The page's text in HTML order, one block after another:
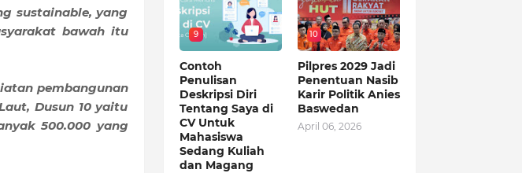
sustainable, yang
bawah itu
pembangunan
Dusun 10 yaitu
500.000 yang
9
Contoh
Penulisan
Deskripsi Diri
Tentang Saya di
CV Untuk
Mahasiswa
Sedang Kuliah
dan Magang
10
Pilpres 2029 Jadi
Penentuan Nasib
Karir Politik Anies
Baswedan
April 06, 2026